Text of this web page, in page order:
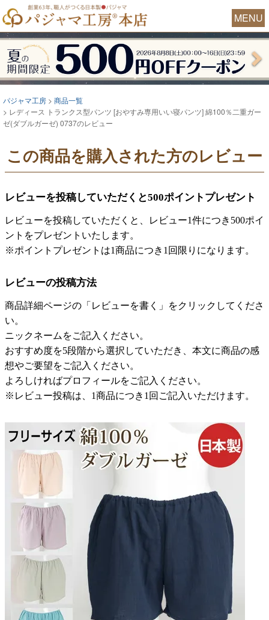
MENU
パジャマ工房
商品一覧
レディース トランクス型パンツ [おやすみ専用いい寝パンツ] 綿100％二重ガー
ゼ(ダブルガーゼ) 0737のレビュー
この商品を購入された方のレビュー
レビューを投稿していただくと500ポイントプレゼント
レビューを投稿していただくと、レビュー1件につき500ポイ
ントをプレゼントいたします。
※ポイントプレゼントは1商品につき1回限りになります。
レビューの投稿方法
商品詳細ページの「レビューを書く」をクリックしてくださ
い。
ニックネームをご記入ください。
おすすめ度を5段階から選択していただき、本文に商品の感
想やご要望をご記入ください。
よろしければプロフィールをご記入ください。
※レビュー投稿は、1商品につき1回ご記入いただけます。